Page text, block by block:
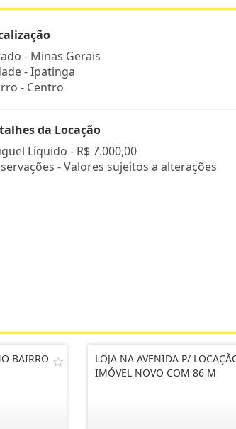
- Minas Gerais
-Ipatinga
- Centro
da Locação
Líquido - R$ 7.000,00
- Valores sujeitos a alterações
BAIRRO
LOJA NA AVENIDA P/
IMÓVEL NOVO COM 86 M